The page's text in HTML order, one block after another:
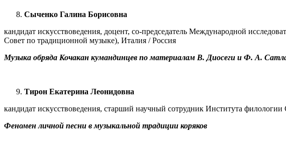
Сыченко Галина Борисовна
кандидат искусствоведения, доцент, со-председатель Международной
Совет по традиционной музыке), Италия / Россия
Музыка обряда Кочакан кумандинцев по материалам В. Диосеги и Ф. А.
Тирон Екатерина Леонидовна
кандидат искусствоведения, старший научный сотрудник Института
Феномен личной песни в музыкальной традиции коряков